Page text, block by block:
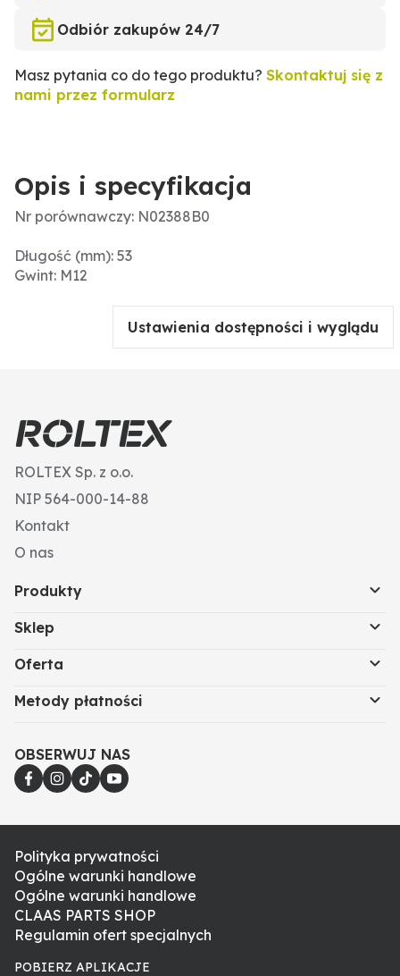
Odbiór zakupów 24/7
Masz pytania co do tego produktu? Skontaktuj się z
nami przez formularz
Opis i specyfikacja
Nr porównawczy: N02388B0
Długość (mm): 53
Gwint: M12
Ustawienia dostępności i wyglądu
ROLTEX Sp. z o.o.
NIP 564-000-14-88
Kontakt
O nas
Produkty
Sklep
Oferta
Metody płatności
OBSERWUJ NAS
Polityka prywatności
Ogólne warunki handlowe
Ogólne warunki handlowe
CLAAS PARTS SHOP
Regulamin ofert specjalnych
POBIERZ APLIKACJE